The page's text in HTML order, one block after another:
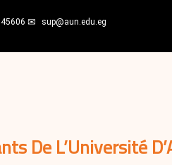
sup@aun.edu.eg
De L’Université